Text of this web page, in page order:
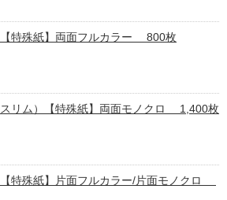
【特殊紙】両面フルカラー 800枚
リム）【特殊紙】両面モノクロ 1,400枚
特殊紙】片面フルカラー/片面モノクロ